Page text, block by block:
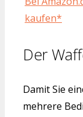
kaufen*
Der
Damit Sie
mehrere